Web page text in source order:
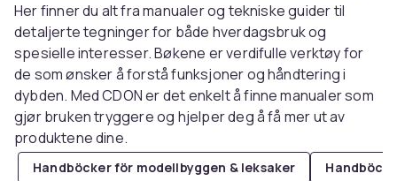
Her finner du alt fra manualer og tekniske guider til
detaljerte tegninger for både hverdagsbruk og
spesielle interesser. Bøkene er verdifulle verktøy for
de som ønsker å forstå funksjoner og håndtering i
dybden. Med CDON er det enkelt å finne manualer som
gjør bruken tryggere og hjelper deg å få mer ut av
produktene dine.
Handböcker för modellbyggen & leksaker